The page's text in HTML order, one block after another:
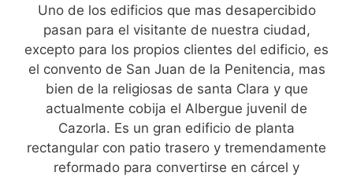
Uno de los edificios que mas desapercibido
pasan para el visitante de nuestra ciudad,
excepto para los propios clientes del edificio, es
el convento de San Juan de la Penitencia, mas
bien de la religiosas de santa Clara y que
actualmente cobija el Albergue juvenil de
Cazorla. Es un gran edificio de planta
rectangular con patio trasero y tremendamente
reformado para convertirse en cárcel y